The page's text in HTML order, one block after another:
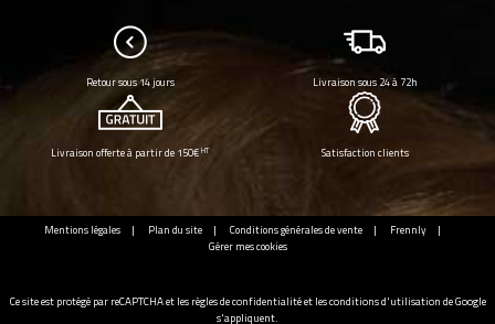
Retour sous 14 jours Livraison sous 24 à 72h
Livraison offerte à partir de 150€HT Satisfaction clients
Mentions légales Plan du site Conditions générales de vente
Frennly
Gérer mes cookies
Ce site est protégé par reCAPTCHA et les règles de confidentialitéet lesconditions d'utilisation de Google
s'appliquent.